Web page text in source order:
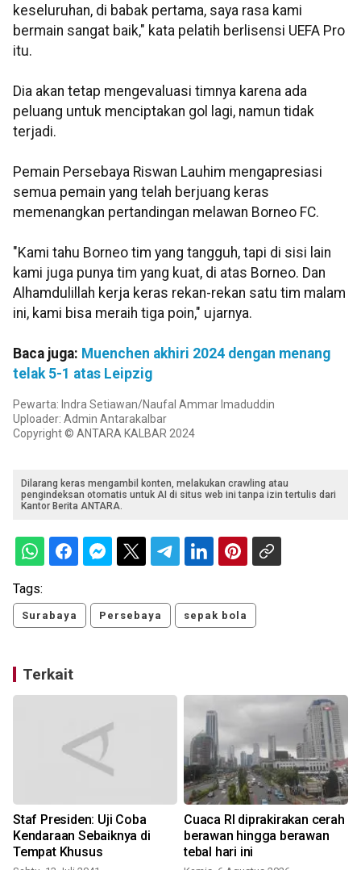
keseluruhan, di babak pertama, saya rasa kami
bermain sangat baik," kata pelatih berlisensi UEFA Pro
itu.
Dia akan tetap mengevaluasi timnya karena ada
peluang untuk menciptakan gol lagi, namun tidak
terjadi.
Pemain Persebaya Riswan Lauhim mengapresiasi
semua pemain yang telah berjuang keras
memenangkan pertandingan melawan Borneo FC.
"Kami tahu Borneo tim yang tangguh, tapi di sisi lain
kami juga punya tim yang kuat, di atas Borneo. Dan
Alhamdulillah kerja keras rekan-rekan satu tim malam
ini, kami bisa meraih tiga poin," ujarnya.
Baca juga: Muenchen akhiri 2024 dengan menang
telak 5-1 atas Leipzig
Pewarta: Indra Setiawan/Naufal Ammar Imaduddin
Uploader: Admin Antarakalbar
Copyright © ANTARA KALBAR 2024
Dilarang keras mengambil konten, melakukan crawling atau
pengindeksan otomatis untuk AI di situs web ini tanpa izin tertulis dari
Kantor Berita ANTARA.
Tags:
Surabaya Persebaya sepak bola
Terkait
Staf Presiden: Uji Coba
Kendaraan Sebaiknya di
Tempat Khusus
Cuaca RI diprakirakan cerah
berawan hingga berawan
tebal hari ini